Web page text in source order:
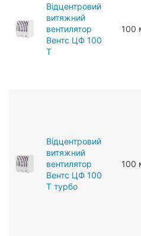
Відцентровий
витяжний
вентилятор
Вентс ЦФ 100
Т
100
Відцентровий
витяжний
вентилятор
Вентс ЦФ 100
Т турбо
100